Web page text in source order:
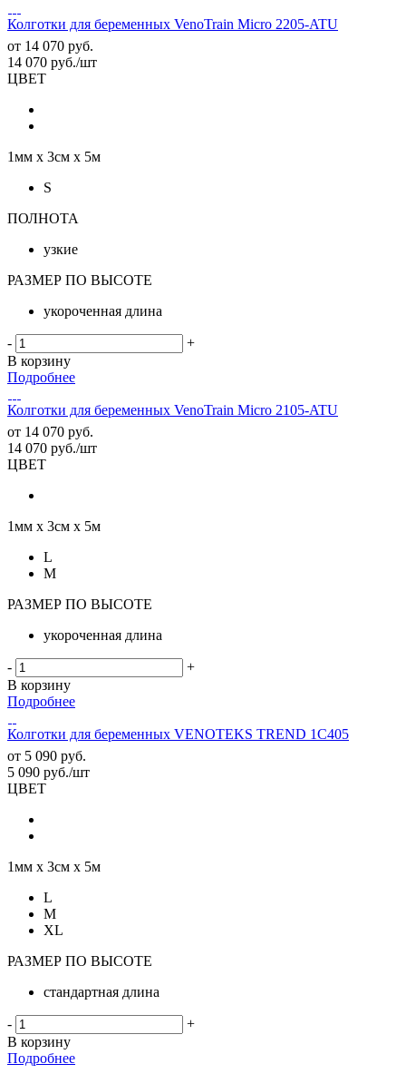
Колготки для беременных VenoTrain Micro 2205-ATU
от 14 070 руб.
14 070 руб./шт
ЦВЕТ
1мм х 3см х 5м
S
ПОЛНОТА
узкие
РАЗМЕР ПО ВЫСОТЕ
укороченная длина
-
+
В корзину
Подробнее
Колготки для беременных VenoTrain Micro 2105-ATU
от 14 070 руб.
14 070 руб./шт
ЦВЕТ
1мм х 3см х 5м
L
M
РАЗМЕР ПО ВЫСОТЕ
укороченная длина
-
+
В корзину
Подробнее
Колготки для беременных VENOTEKS TREND 1C405
от 5 090 руб.
5 090 руб./шт
ЦВЕТ
1мм х 3см х 5м
L
M
XL
РАЗМЕР ПО ВЫСОТЕ
стандартная длина
-
+
В корзину
Подробнее